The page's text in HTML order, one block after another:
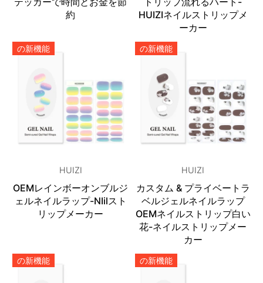
約
HUIZIネイルストリップメ
ーカー
の新機能
HUIZI
OEMレインボーオンブルジ
ェルネイルラップ-NIilスト
リップメーカー
の新機能
HUIZI
カスタム & プライベートラ
ベルジェルネイルラップ
OEMネイルストリップ白い
花-ネイルストリップメー
カー
の新機能 の新機能